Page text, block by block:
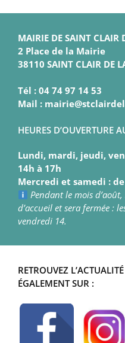
MAIRIE DE SAINT CLAIR
2 Place de la Mairie
38110 SAINT CLAIR DE
Tél : 04 74 97 14 53
Mail :
HEURES D’OUVERTURE
Lundi, mardi, jeudi,
14h à 17h
Mercredi et samedi :
Pendant le mois
d’accueil et sera fermée :
vendredi 14.
RETROUVEZ
ÉGALEMENT SUR :